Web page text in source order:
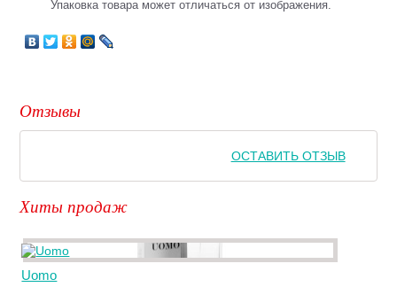
Упаковка товара может отличаться от изображения.
Отзывы
ОСТАВИТЬ ОТЗЫВ
Хиты продаж
Uomo